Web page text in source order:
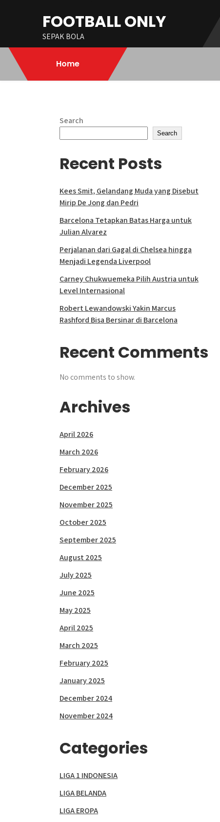
FOOTBALL ONLY
SEPAK BOLA
Home
Search
Search
Recent Posts
Kees Smit, Gelandang Muda yang Disebut
Mirip De Jong dan Pedri
Barcelona Tetapkan Batas Harga untuk
Julian Alvarez
Perjalanan dari Gagal di Chelsea hingga
Menjadi Legenda Liverpool
Carney Chukwuemeka Pilih Austria untuk
Level Internasional
Robert Lewandowski Yakin Marcus
Rashford Bisa Bersinar di Barcelona
Recent Comments
No comments to show.
Archives
April 2026
March 2026
February 2026
December 2025
November 2025
October 2025
September 2025
August 2025
July 2025
June 2025
May 2025
April 2025
March 2025
February 2025
January 2025
December 2024
November 2024
Categories
LIGA 1 INDONESIA
LIGA BELANDA
LIGA EROPA